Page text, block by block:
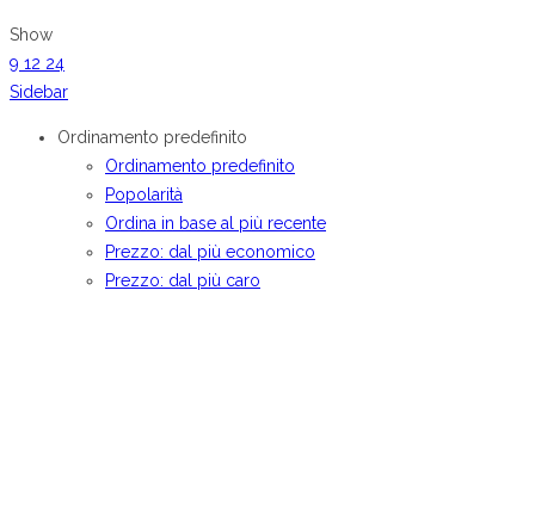
Show
9 12 24
Sidebar
Ordinamento predefinito
Ordinamento predefinito
Popolarità
Ordina in base al più recente
Prezzo: dal più economico
Prezzo: dal più caro